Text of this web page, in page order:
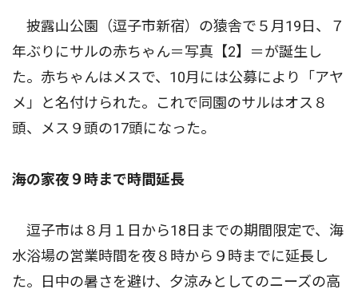
披露山公園（逗子市新宿）の猿舎で５月19日、７
年ぶりにサルの赤ちゃん＝写真【2】＝が誕生し
た。赤ちゃんはメスで、10月には公募により「アヤ
メ」と名付けられた。これで同園のサルはオス８
頭、メス９頭の17頭になった。
海の家夜９時まで時間延長
逗子市は８月１日から18日までの期間限定で、海
水浴場の営業時間を夜８時から９時までに延長し
た。日中の暑さを避け、夕涼みとしてのニーズの高